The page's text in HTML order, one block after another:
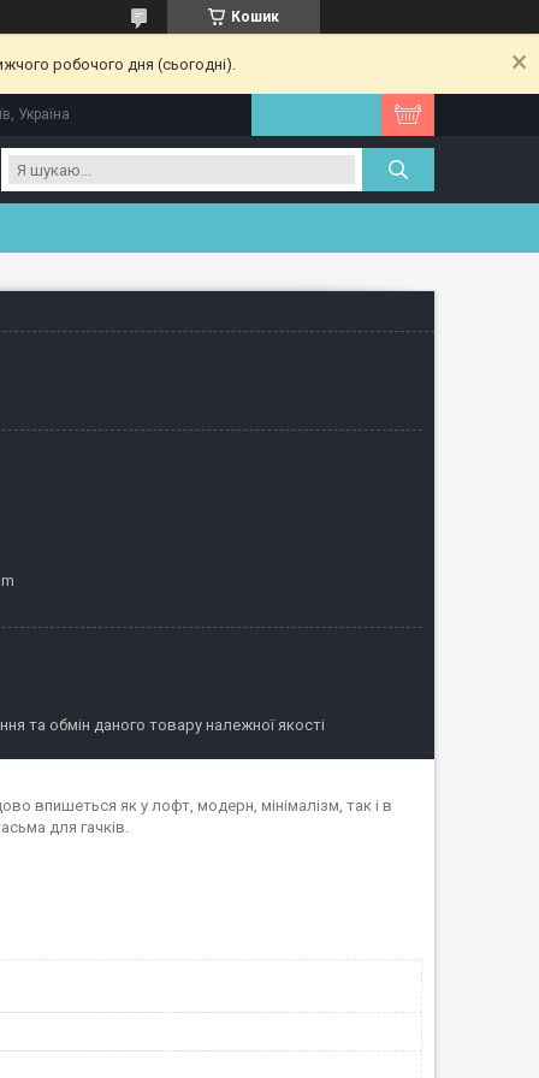
Кошик
робочого дня (сьогодні).
Україна
та обмін даного товару належної якості
впишеться як у лофт, модерн, мінімалізм, так і в
для гачків.